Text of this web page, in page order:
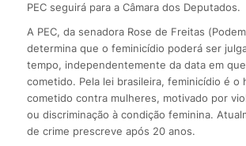
PEC seguirá para a Câmara dos Deputados.
A PEC, da senadora Rose de Freitas
determina que o feminicídio poderá ser
tempo, independentemente da data em
cometido. Pela lei brasileira, feminicídio é o
cometido contra mulheres, motivado por
ou discriminação à condição feminina.
de crime prescreve após 20 anos.